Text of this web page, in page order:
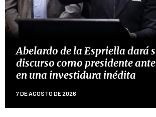
Abelardo de la Espriella dará
discurso como presidente
en una investidura inédita
7 DE AGOSTO DE 2026